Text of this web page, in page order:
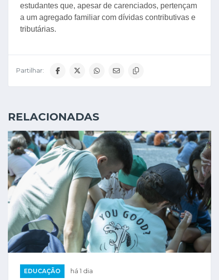
estudantes que, apesar de carenciados, pertençam
a um agregado familiar com dívidas contributivas e
tributárias.
Partilhar:
RELACIONADAS
EDUCAÇÃO há 1 dia